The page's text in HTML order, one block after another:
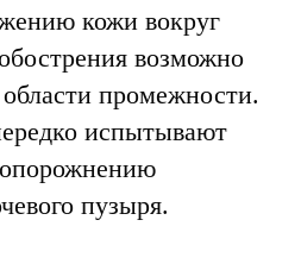
кожи вокруг
возможно
промежности.
испытывают
пузыря.